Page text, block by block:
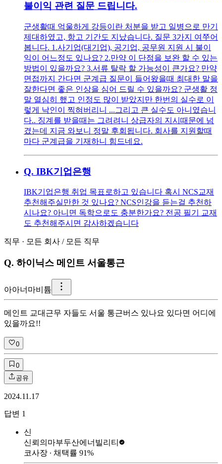
불이익 관련 질문 드립니다.
군생활때 억울하게 강등이란 처분을 받고 일병으로 만기
제대하였고, 항고 기간도 지났습니다. 질문 3가지 여쭈어
봅니다. 1.사기업(대기업), 공기업, 공무원 지원 시 불이
익이 어느정도 있나요? 2.만약 이 단점을 보완 할 수 있는
방법이 있을까요? 3.서류 탈락 할 가능성이 큰가요? 만약
면접까지 간다면 군계급 질문이 들어왔을때 최대한 말을
잘한다면 좋은 인상을 심어 드릴 수 있을까요? 군생활 정
말 열심히 했고 인정도 많이 받았지만 한번의 실수로 이
렇게 낙인이 찍혀버리니 ...그리고 큰 실수도 아니였습니
다.. 징계를 받을때는 그려려니 상급자의 지시때문에 넘
겼는데 지금 와보니 정말 후회됩니다. 회사를 지원할때
마다 군계급을 기재하니 힘드네요.
Q. IBK기업은행
IBK기업은행 취업 목표로하고 있습니다 혹시 NCS교재
추천해주실만한 것 있나요? NCS인강을 듣는걸 추천하
시나요? 아니면 독학으로도 충분한가요? 전공 필기 교재
도 추천해주시면 감사하겠습니다
직무 · 모든 회사 / 모든 직무
Q. 하이닉스 메인트 서울통근
아아너마비튬
메인트 교대근무 자들도 서울 통근버스 있나요 있다면 어디에
있을까요!!
0
0
공유
2024.11.17
답변 1
신
신뢰의마부두산에너빌리티
코사장 ∙ 채택률 91%